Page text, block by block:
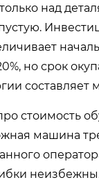
над
но срок
составляет
стоимость
машина